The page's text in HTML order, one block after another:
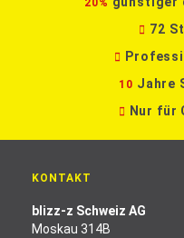
72
10 Jahre
Nur für
KONTAKT
blizz-z Schweiz AG
Moskau 314B